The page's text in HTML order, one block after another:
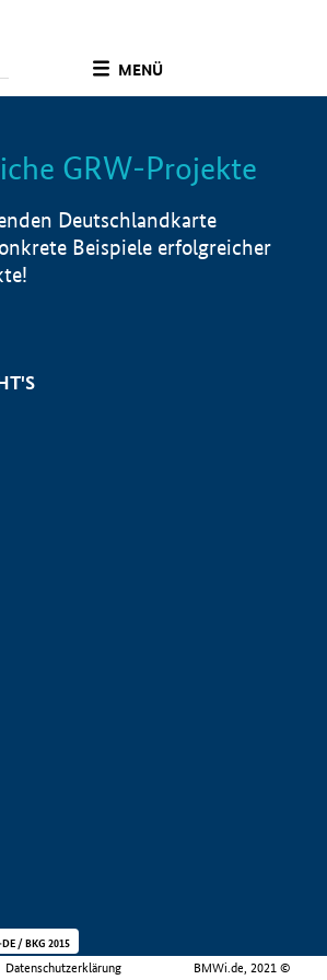
MENÜ
Info
GRW-Projekte
Deutschlandkarte
Beispiele erfolgreicher
Datenschutzerklärung BMWi.de, 2021 ©
/ BKG 2015